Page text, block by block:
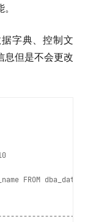
字典、控制文
息但是不会更改
FROM